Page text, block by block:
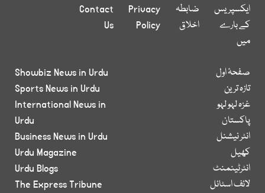
ایکسپریس
کے بارے
میں
ضابطہ
اخلاق
Privacy
Policy
Contact
Us
صفحۂ اول
تازہ ترین
غزہ لہو لہو
پاکستان
انٹر نیشنل
کھیل
انٹرٹینمنٹ
لائف اسٹائل
Showbiz News in Urdu
Sports News in Urdu
International News in
Urdu
Business News in Urdu
Urdu Magazine
Urdu Blogs
The Express Tribune